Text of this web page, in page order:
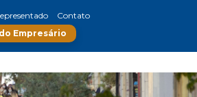
Contato
Empresário